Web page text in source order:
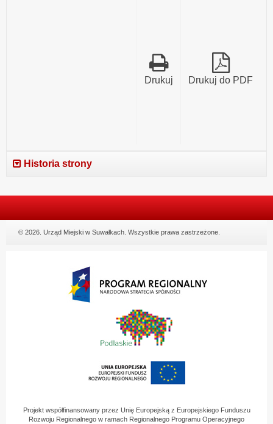
Drukuj do PDF
Drukuj
Historia strony
© 2026. Urząd Miejski w Suwałkach. Wszystkie prawa zastrzeżone.
Projekt współfinansowany przez Unię Europejską z Europejskiego Funduszu
Rozwoju Regionalnego w ramach Regionalnego Programu Operacyjnego